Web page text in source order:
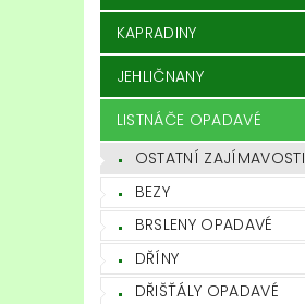
KAPRADINY
JEHLIČNANY
LISTNÁČE OPADAVÉ
OSTATNÍ ZAJÍMAVOSTI
BEZY
BRSLENY OPADAVÉ
DŘÍNY
DŘIŠŤÁLY OPADAVÉ